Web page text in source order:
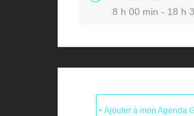
8 h 00 min - 18 h
+ Ajouter à mon Agenda